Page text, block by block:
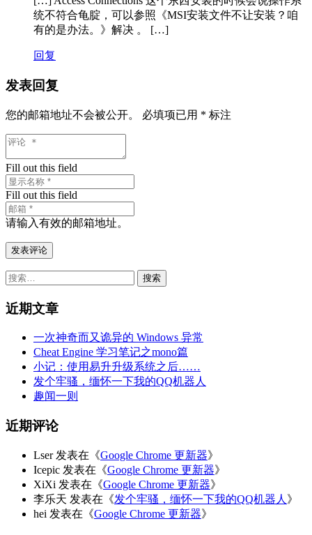
统不符合龟腚，可以参照《MSI安装文件不让安装？咱
有的是办法。》解决 。 […]
回复
发表回复
您的邮箱地址不会被公开。 必填项已用 * 标注
Fill out this field
Fill out this field
请输入有效的邮箱地址。
发表评论
搜
近期文章
一次神奇而又诡异的 Windows 异常
Cheat Engine 学习笔记之mono篇
小记：使用易升升级系统之后……
发个牢骚，缅怀一下我的QQ机器人
趣闻一则
近期评论
Lser发表在《Google Chrome 更新器》
Icepic 发表在《Google Chrome 更新器》
XiXi 发表在《Google Chrome 更新器》
李乐天 发表在《发个牢骚，缅怀一下我的QQ机器人 》
hei 发表在《Google Chrome 更新器》